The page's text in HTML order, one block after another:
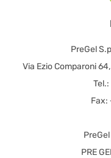
PreGel
Via Ezio Comparoni
Fax:
PRE